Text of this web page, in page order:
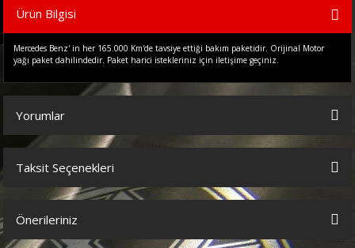
Ürün Bilgisi
Mercedes Benz' in her 165.000 Km'de tavsiye ettiği bakım paketidir. Orijinal Motor
yağı paket dahilindedir. Paket harici istekleriniz için iletişime geçiniz.
Yorumlar
Bu ürüne ilk yorumu siz yapın!
Taksit Seçenekleri
Önerileriniz